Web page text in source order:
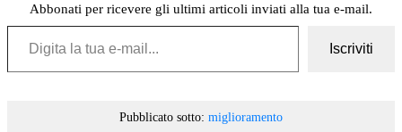
Abbonati per ricevere gli ultimi articoli inviati alla tua e-mail.
Digita la tua e-mail...
Iscriviti
Pubblicato sotto: miglioramento